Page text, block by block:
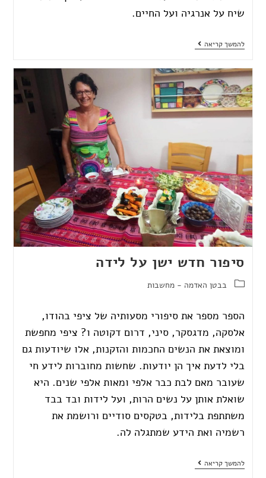
שיח על אנרגיה ועל החיים.
להמשך קריאה
סיפור חדש ישן על לידה
בבטן האדמה - מחשבות
הספר מספר את סיפורי מסעותיה של ציפי בהודו,
אלסקה, מדגסקר, סיני, דרום דקוטה ו? ציפי מחפשת
ומוצאת את הנשים החכמות והזקנות, אלו שיודעות גם
בלי לדעת איך הן יודעות. שחשות מחוברות לידע חי
שעובר מאם לבת כבר אלפי ומאות אלפי שנים. היא
שואלת אותן על נשים הרות, ועל לידות ובד בבד
משתתפת בלידות, בטקסים סודיים ורושמת את
רשמיה ואת הידע שמתגלה לה.
להמשך קריאה